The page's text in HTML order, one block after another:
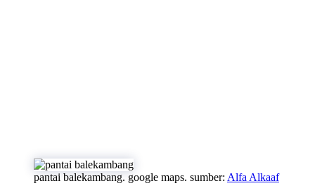
pantai balekambang. google maps. sumber: Alfa Alkaaf